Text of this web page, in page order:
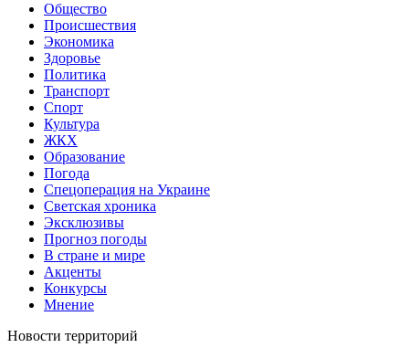
Общество
Происшествия
Экономика
Здоровье
Политика
Транспорт
Спорт
Культура
ЖКХ
Образование
Погода
Спецоперация на Украине
Светская хроника
Эксклюзивы
Прогноз погоды
В стране и мире
Акценты
Конкурсы
Мнение
Новости территорий